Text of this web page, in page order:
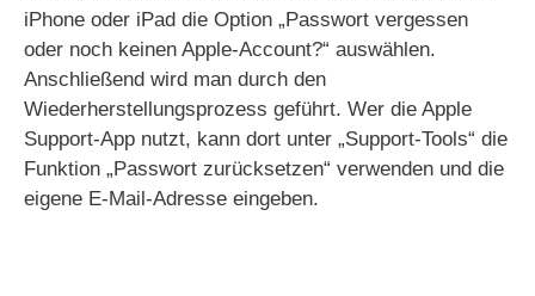
iPhone oder iPad die Option „Passwort vergessen
oder noch keinen Apple-Account?“ auswählen.
Anschließend wird man durch den
Wiederherstellungsprozess geführt. Wer die Apple
Support-App nutzt, kann dort unter „Support-Tools“ die
Funktion „Passwort zurücksetzen“ verwenden und die
eigene E-Mail-Adresse eingeben.